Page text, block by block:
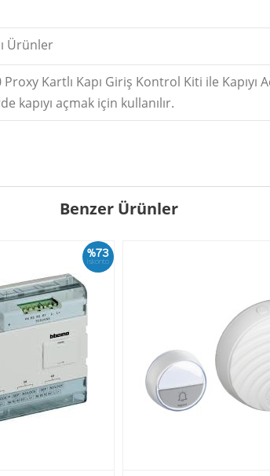
Ürünler
Proxy Kartlı Kapı Giriş Kontrol Kiti ile Kapıyı
kapıyı açmak için kullanılır.
Benzer Ürünler
%73
İskonto